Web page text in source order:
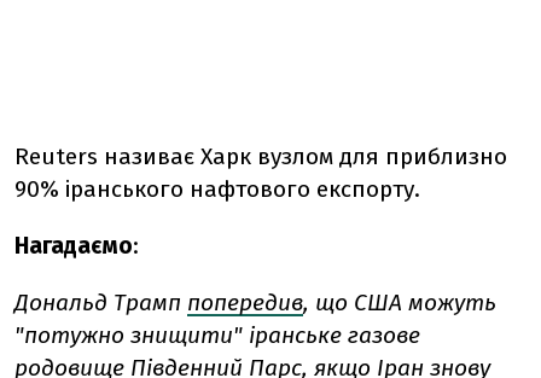
Reuters називає Харк вузлом для приблизно
90% іранського нафтового експорту.
Нагадаємо:
Дональд Трамп попередив, що США можуть
"потужно знищити" іранське газове
родовище Південний Парс, якщо Іран знову